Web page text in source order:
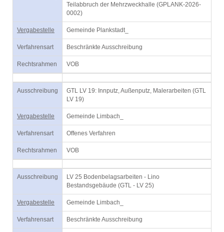
Teilabbruch der Mehrzweckhalle (GPLANK-2026-
0002)
Vergabestelle Gemeinde Plankstadt_
Verfahrensart Beschränkte Ausschreibung
Rechtsrahmen VOB
Ausschreibung
GTL LV 19: Innputz, Außenputz, Malerarbeiten (GTL
LV 19)
Vergabestelle Gemeinde Limbach_
Verfahrensart Offenes Verfahren
Rechtsrahmen VOB
Ausschreibung
LV 25 Bodenbelagsarbeiten - Lino
Bestandsgebäude (GTL - LV 25)
Vergabestelle Gemeinde Limbach_
Verfahrensart Beschränkte Ausschreibung